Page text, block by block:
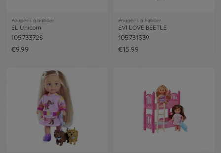
Poupées à habiller
EL Unicorn
105733728
€9.99
Poupées à habiller
EVI LOVE BEETLE
105731539
€15.99